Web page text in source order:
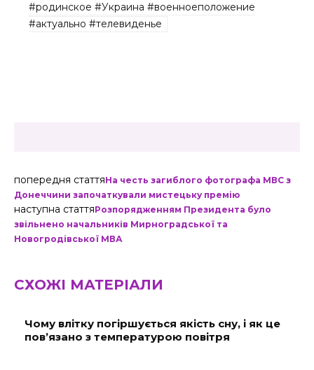
#родинское #Украина #военноеположение
#актуально #телевиденье
попередня статтяНа честь загиблого фотографа МВС з
Донеччини започаткували мистецьку премію
наступна статтяРозпорядженням Президента було
звільнено начальників Мирноградської та
Новогродівської МВА
СХОЖІ МАТЕРІАЛИ
Чому влітку погіршується якість сну, і як це
пов’язано з температурою повітря